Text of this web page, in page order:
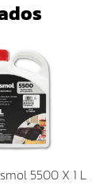
5500 X 1 L